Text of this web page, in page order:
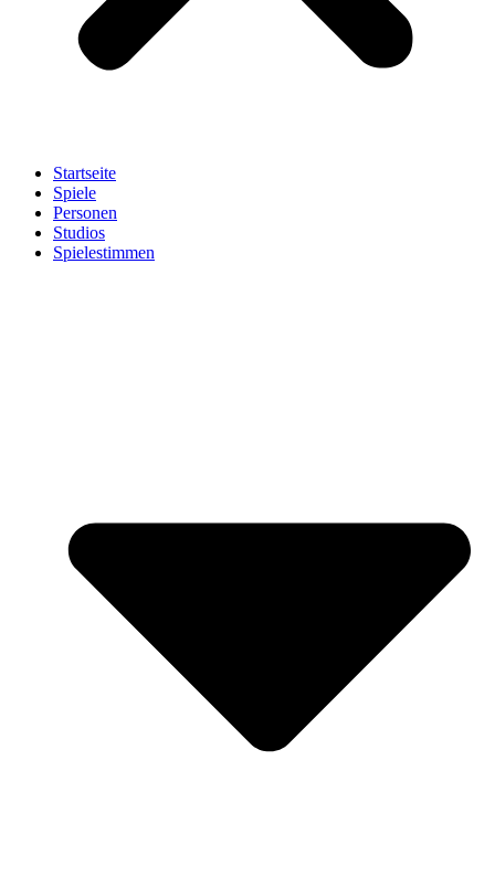
Startseite
Spiele
Personen
Studios
Spielestimmen